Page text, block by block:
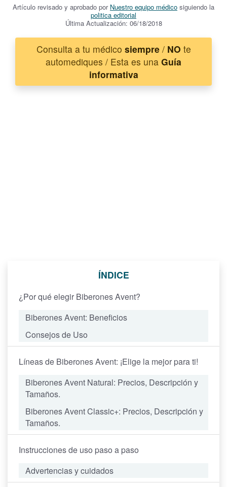
Artículo revisado y aprobado por Nuestro equipo médico siguiendo la
politica editorial
Última Actualización: 06/18/2018
Consulta a tu médico siempre/ NO te
automediques / Esta es una Guía
informativa
ÍNDICE
¿Por qué elegir Biberones Avent?
Biberones Avent: Beneficios
Consejos de Uso
Líneas de Biberones Avent: ¡Elige la mejor para ti!
Biberones Avent Natural: Precios, Descripción y
Tamaños.
Biberones AventClassic+: Precios, Descripción y
Tamaños.
Instrucciones de uso paso a paso
Advertencias y cuidados